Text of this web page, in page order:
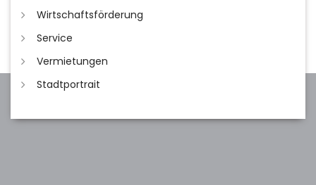
Wirtschaftsförderung
Service
Vermietungen
Stadtportrait